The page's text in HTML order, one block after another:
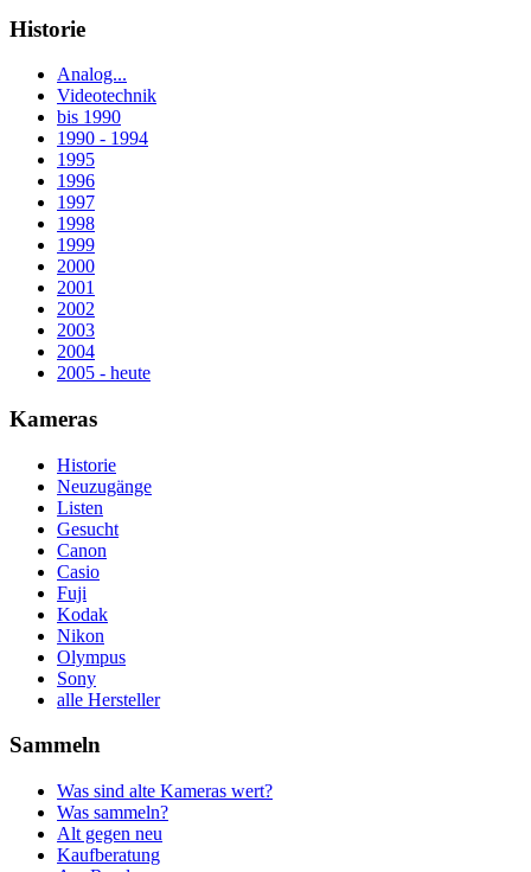
Historie
Analog...
Videotechnik
bis 1990
1990 - 1994
1995
1996
1997
1998
1999
2000
2001
2002
2003
2004
2005 - heute
Kameras
Historie
Neuzugänge
Listen
Gesucht
Canon
Casio
Fuji
Kodak
Nikon
Olympus
Sony
alle Hersteller
Sammeln
Was sind alte Kameras wert?
Was sammeln?
Alt gegen neu
Kaufberatung